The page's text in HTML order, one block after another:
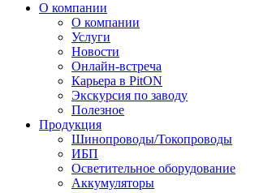
О компании
О компании
Услуги
Новости
Онлайн-встреча
Карьера в PitON
Экскурсия по заводу
Полезное
Продукция
Шинопроводы/Токопроводы
ИБП
Осветительное оборудование
Аккумуляторы